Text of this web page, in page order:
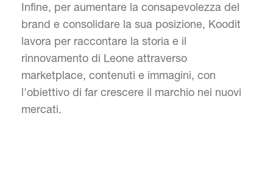
Infine, per aumentare la consapevolezza del
brand e consolidare la sua posizione, Koodit
lavora per raccontare la storia e il
rinnovamento di Leone attraverso
marketplace, contenuti e immagini, con
l'obiettivo di far crescere il marchio nei nuovi
mercati.